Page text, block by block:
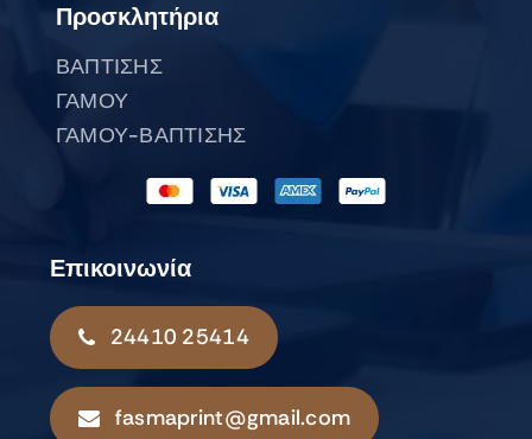
Προσκλητήρια
ΒΑΠΤΙΣΗΣ
ΓΑΜΟΥ
ΓΑΜΟΥ-ΒΑΠΤΙΣΗΣ
Επικοινωνία
24410 25414
fasmaprint@gmail.com